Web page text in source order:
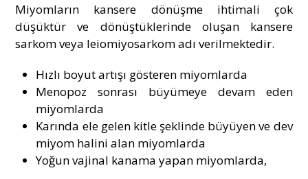
Miyomların kansere dönüşme ihtimali çok
düşüktür ve dönüştüklerinde oluşan kansere
sarkom veya leiomiyosarkom adı verilmektedir.
Hızlı boyut artışı gösteren miyomlarda
Menopoz sonrası büyümeye devam eden
miyomlarda
Karında ele gelen kitle şeklinde büyüyen ve dev
miyom halini alan miyomlarda
Yoğun vajinal kanama yapan miyomlarda,